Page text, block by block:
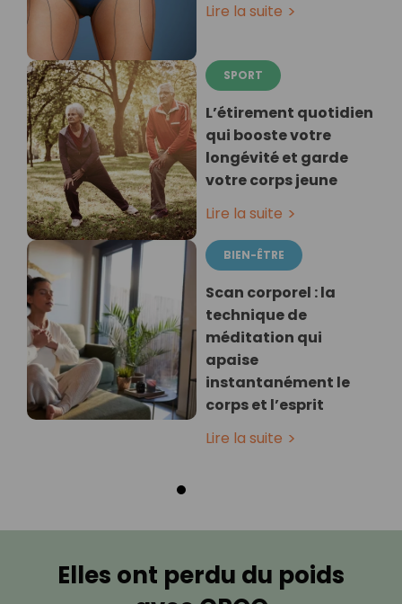
Lire la suite
SPORT
L’étirement quotidien
qui booste votre
longévité et garde
votre corps jeune
Lire la suite
BIEN-ÊTRE
Scan corporel : la
technique de
méditation qui
apaise
instantanément le
corps et l’esprit
Lire la suite
Elles ont perdu du poids